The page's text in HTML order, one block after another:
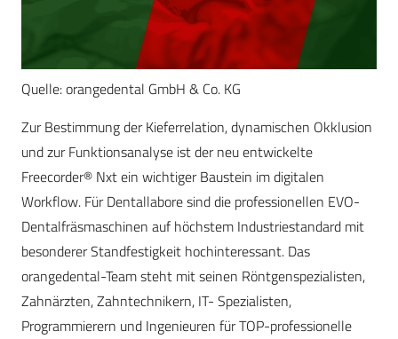
Quelle: orangedental GmbH & Co. KG
Zur Bestimmung der Kieferrelation, dynamischen Okklusion
und zur Funktionsanalyse ist der neu entwickelte
Freecorder® Nxt ein wichtiger Baustein im digitalen
Workflow. Für Dentallabore sind die professionellen EVO-
Dentalfräsmaschinen auf höchstem Industriestandard mit
besonderer Standfestigkeit hochinteressant. Das
orangedental-Team steht mit seinen Röntgenspezialisten,
Zahnärzten, Zahntechnikern, IT- Spezialisten,
Programmierern und Ingenieuren für TOP-professionelle